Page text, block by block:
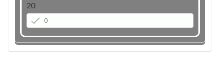
20